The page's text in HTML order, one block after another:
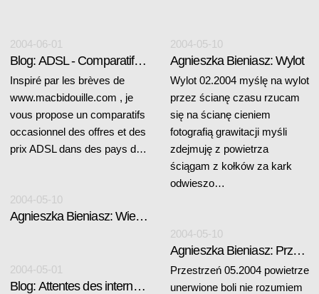
2004-06-01
Blog: ADSL - Comparatif des offres et des prix
Inspiré par les brèves de
www.macbidouille.com , je
vous propose un comparatifs
occasionnel des offres et des
prix ADSL dans des pays d…
2004-05-10
Agnieszka Bieniasz: Wylot
Wylot 02.2004 myślę na wylot
przez ścianę czasu rzucam
się na ścianę cieniem
fotografią grawitacji myśli
zdejmuję z powietrza
ściągam z kołków za kark
odwieszo…
2004-05-10
Agnieszka Bieniasz: Wielbłąd (animacja)
2004-05-10
Agnieszka Bieniasz: Przestrzeń
Przestrzeń 05.2004 powietrze
unerwione boli nie rozumiem
2004-05-01
Blog: Attentes des internautes